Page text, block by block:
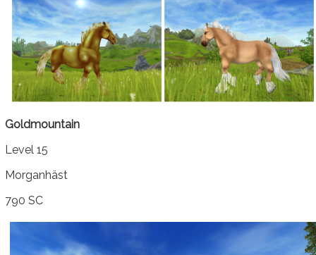
Goldmountain
Level 15
Morganhäst
790 SC